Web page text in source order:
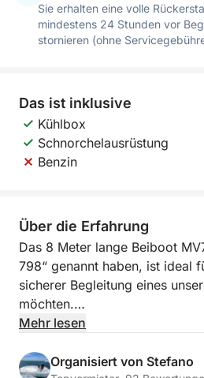
Sie erhalten eine volle
mindestens 24 Stunden vor
stornieren (ohne
Das ist inklusive
Kühlbox
Schnorchelausrüstung
Benzin
Über die Erfahrung
Das 8 Meter lange Beiboot
798“ genannt haben, ist ideal
sicherer Begleitung eines
möchten.
unabhängig vom Alter. Wir
Mehr lesen
Organisiert von Stefano